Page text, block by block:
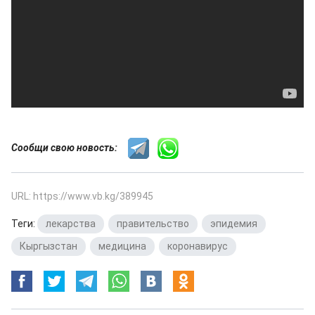
Сообщи свою новость:
URL: https://www.vb.kg/389945
Теги: лекарства правительство эпидемия
Кыргызстан
медицина коронавирус